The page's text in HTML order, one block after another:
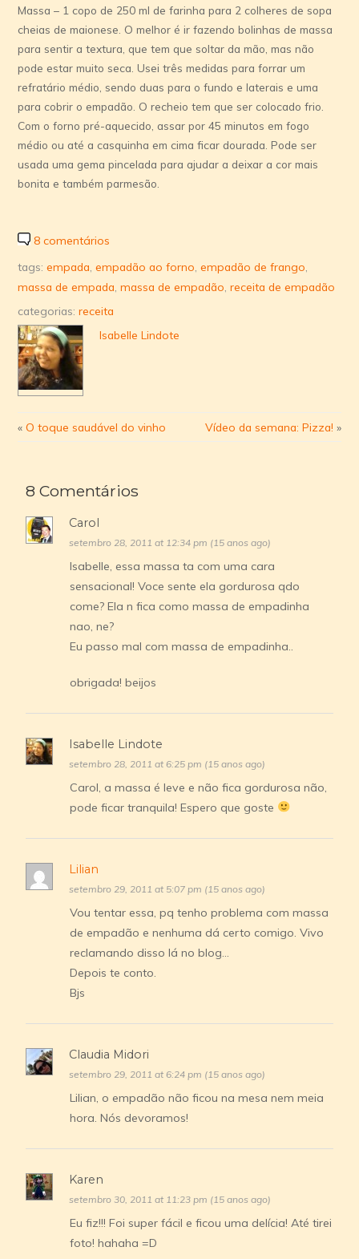
Massa – 1 copo de 250 ml de farinha para 2 colheres de sopa
cheias de maionese. O melhor é ir fazendo bolinhas de massa
para sentir a textura, que tem que soltar da mão, mas não
pode estar muito seca. Usei três medidas para forrar um
refratário médio, sendo duas para o fundo e laterais e uma
para cobrir o empadão. O recheio tem que ser colocado frio.
Com o forno pré-aquecido, assar por 45 minutos em fogo
médio ou até a casquinha em cima ficar dourada. Pode ser
usada uma gema pincelada para ajudar a deixar a cor mais
bonita e também parmesão.
8 comentários
tags:empada ,empadão ao forno ,empadão de frango
massa de empada ,massa de empadão ,receita de empadão
categorias:receita
Isabelle Lindote
«O toque saudável do vinho Vídeo da semana: Pizza! »
8 Comentários
Carol
setembro 28, 2011 at 12:34 pm (15 anos ago)
Isabelle, essa massa ta com uma cara
sensacional! Voce sente ela gordurosa qdo
come? Ela n fica como massa de empadinha
nao, ne?
Eu passo mal com massa de empadinha..
obrigada! beijos
Isabelle Lindote
setembro 28, 2011 at 6:25 pm (15 anos ago)
Carol, a massa é leve e não fica gordurosa não,
pode ficar tranquila! Espero que goste
Lilian
setembro 29, 2011 at 5:07 pm (15 anos ago)
Vou tentar essa, pq tenho problema com massa
de empadão e nenhuma dá certo comigo. Vivo
reclamando disso lá no blog…
Depois te conto.
Bjs
Claudia Midori
setembro 29, 2011 at 6:24 pm (15 anos ago)
Lilian, o empadão não ficou na mesa nem meia
hora. Nós devoramos!
Karen
setembro 30, 2011 at 11:23 pm (15 anos ago)
Eu fiz!!! Foi super fácil e ficou uma delícia! Até tirei
foto! hahaha =D